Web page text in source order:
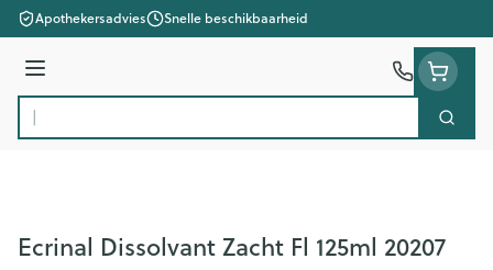
Ga naar de inhoud
Apothekersadvies Snelle beschikbaarheid
Menu
Product, merk, categorie...
Zoek
Ecrinal Dissolvant Zacht Fl 125ml 20207